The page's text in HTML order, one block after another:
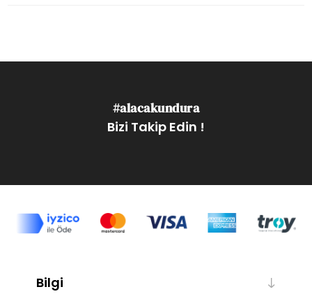
#alacakundura
Bizi Takip Edin !
Bilgi